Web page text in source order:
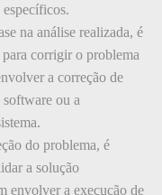
específicos.
na análise realizada, é
corrigir o problema
a correção de
software ou a
do problema, é
a solução
envolver a execução de